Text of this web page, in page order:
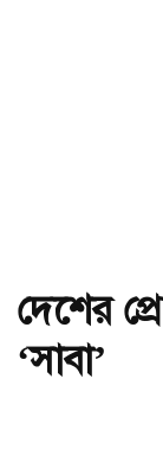
দেশের
‘সাবা’